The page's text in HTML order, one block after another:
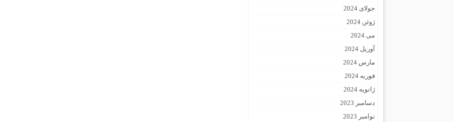
جولای 2024
ژوئن 2024
می 2024
آوریل 2024
مارس 2024
فوریه 2024
ژانویه 2024
دسامبر 2023
نوامبر 2023